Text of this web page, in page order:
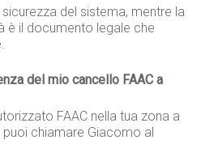
del sistema, mentre la
è il documento legale che
del mio cancello FAAC a
FAAC nella tua zona a
puoi chiamare Giacomo al